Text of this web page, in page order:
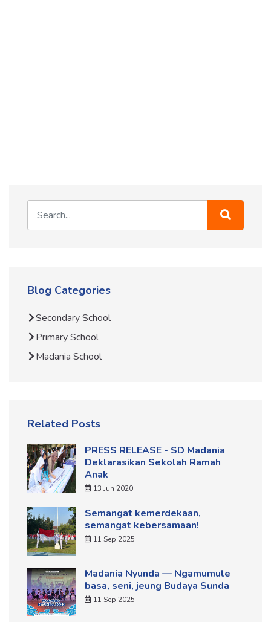
Blog Categories
Secondary School
Primary School
Madania School
Related Posts
PRESS RELEASE - SD Madania
Deklarasikan Sekolah Ramah
Anak
13 Jun 2020
Semangat kemerdekaan,
semangat kebersamaan!
11 Sep 2025
Madania Nyunda — Ngamumule
basa, seni, jeung Budaya Sunda
11 Sep 2025